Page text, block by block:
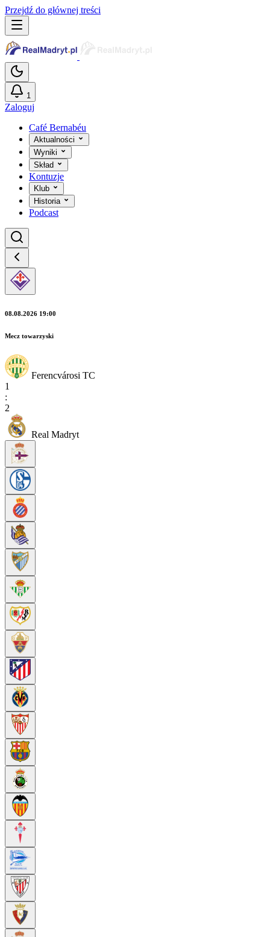
Przejdź do głównej treści
1
Zaloguj
Café Bernabéu
Aktualności
Wyniki
Skład
Kontuzje
Klub
Historia
Podcast
08.08.2026 19:00
Mecz towarzyski
Ferencvárosi TC
1
:
2
Real Madryt